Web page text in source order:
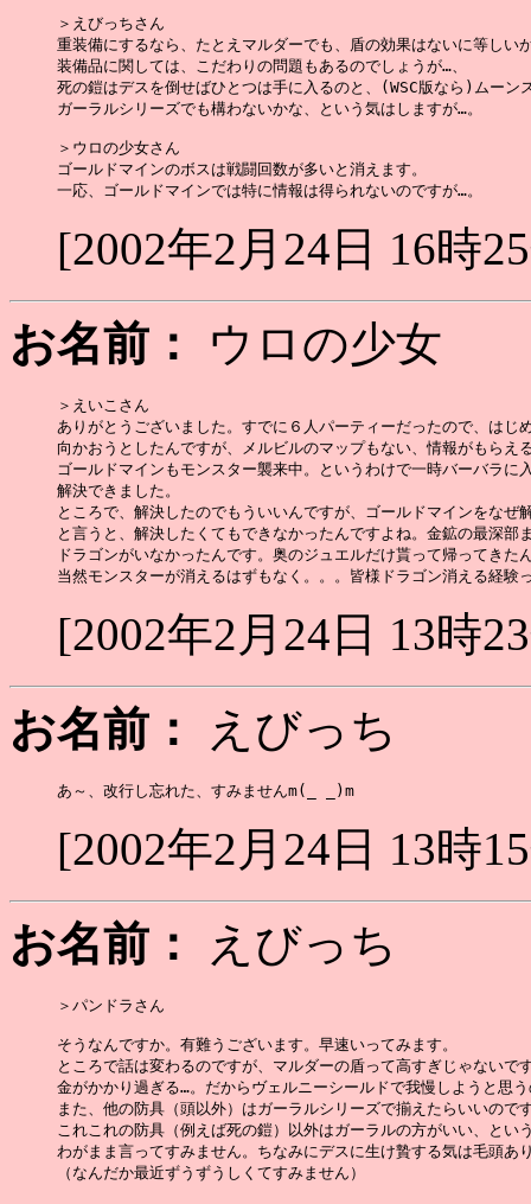
＞えびっちさん
重装備にするなら、たとえマルダーでも、盾の効果はないに等しい
装備品に関しては、こだわりの問題もあるのでしょうが…、
死の鎧はデスを倒せばひとつは手に入るのと、(WSC版なら)ムーン
ガーラルシリーズでも構わないかな、という気はしますが…。
＞ウロの少女さん
ゴールドマインのボスは戦闘回数が多いと消えます。
[2002年2月24日 16時
お名前：
ウロの少
＞えいこさん
ありがとうございました。すでに６人パーティーだったので、はじ
向かおうとしたんですが、メルビルのマップもない、情報がもらえ
ゴールドマインもモンスター襲来中。というわけで一時バーバラに
解決できました。
ところで、解決したのでもういいんですが、ゴールドマインをなぜ
と言うと、解決したくてもできなかったんですよね。金鉱の最深部
ドラゴンがいなかったんです。奥のジュエルだけ貰って帰ってきた
[2002年2月24日 13時
お名前：
えびっち
[2002年2月24日 13時
お名前：
えびっち
＞パンドラさん
そうなんですか。有難うございます。早速いってみます。
ところで話は変わるのですが、マルダーの盾って高すぎじゃないで
金がかかり過ぎる…。だからヴェルニーシールドで我慢しようと思
また、他の防具（頭以外）はガーラルシリーズで揃えたらいいので
これこれの防具（例えば死の鎧）以外はガーラルの方がいい、とい
わがまま言ってすみません。ちなみにデスに生け贄する気は毛頭あ